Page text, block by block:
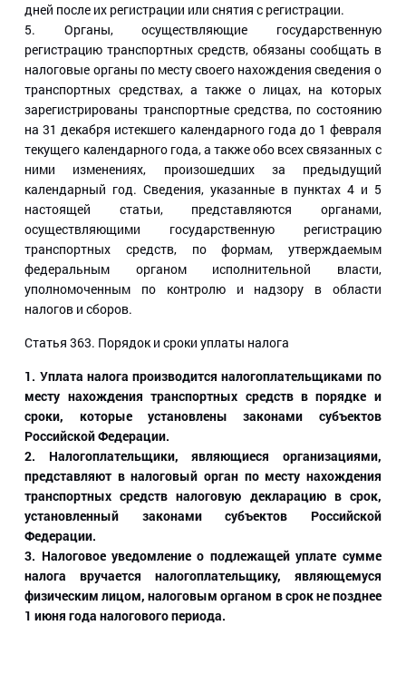
дней после их регистрации или снятия с регистрации.
5. Органы, осуществляющие государственную
регистрацию транспортных средств, обязаны сообщать в
налоговые органы по месту своего нахождения сведения о
транспортных средствах, а также о лицах, на которых
зарегистрированы транспортные средства, по состоянию
на 31 декабря истекшего календарного года до 1 февраля
текущего календарного года, а также обо всех связанных с
ними изменениях, произошедших за предыдущий
календарный год. Сведения, указанные в пунктах 4 и 5
настоящей статьи, представляются органами,
осуществляющими государственную регистрацию
транспортных средств, по формам, утверждаемым
федеральным органом исполнительной власти,
уполномоченным по контролю и надзору в области
налогов и сборов.
Статья 363. Порядок и сроки уплаты налога
1. Уплата налога производится налогоплательщиками по
месту нахождения транспортных средств в порядке и
сроки, которые установлены законами субъектов
Российской Федерации.
2. Налогоплательщики, являющиеся организациями,
представляют в налоговый орган по месту нахождения
транспортных средств налоговую декларацию в срок,
установленный законами субъектов Российской
Федерации.
3. Налоговое уведомление о подлежащей уплате сумме
налога вручается налогоплательщику, являющемуся
физическим лицом, налоговым органом в срок не позднее
1 июня года налогового периода.